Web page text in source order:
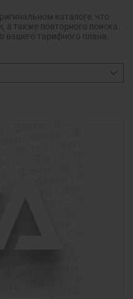
каталоге, что
а также повторного поиска.
вашего тарифного плана.